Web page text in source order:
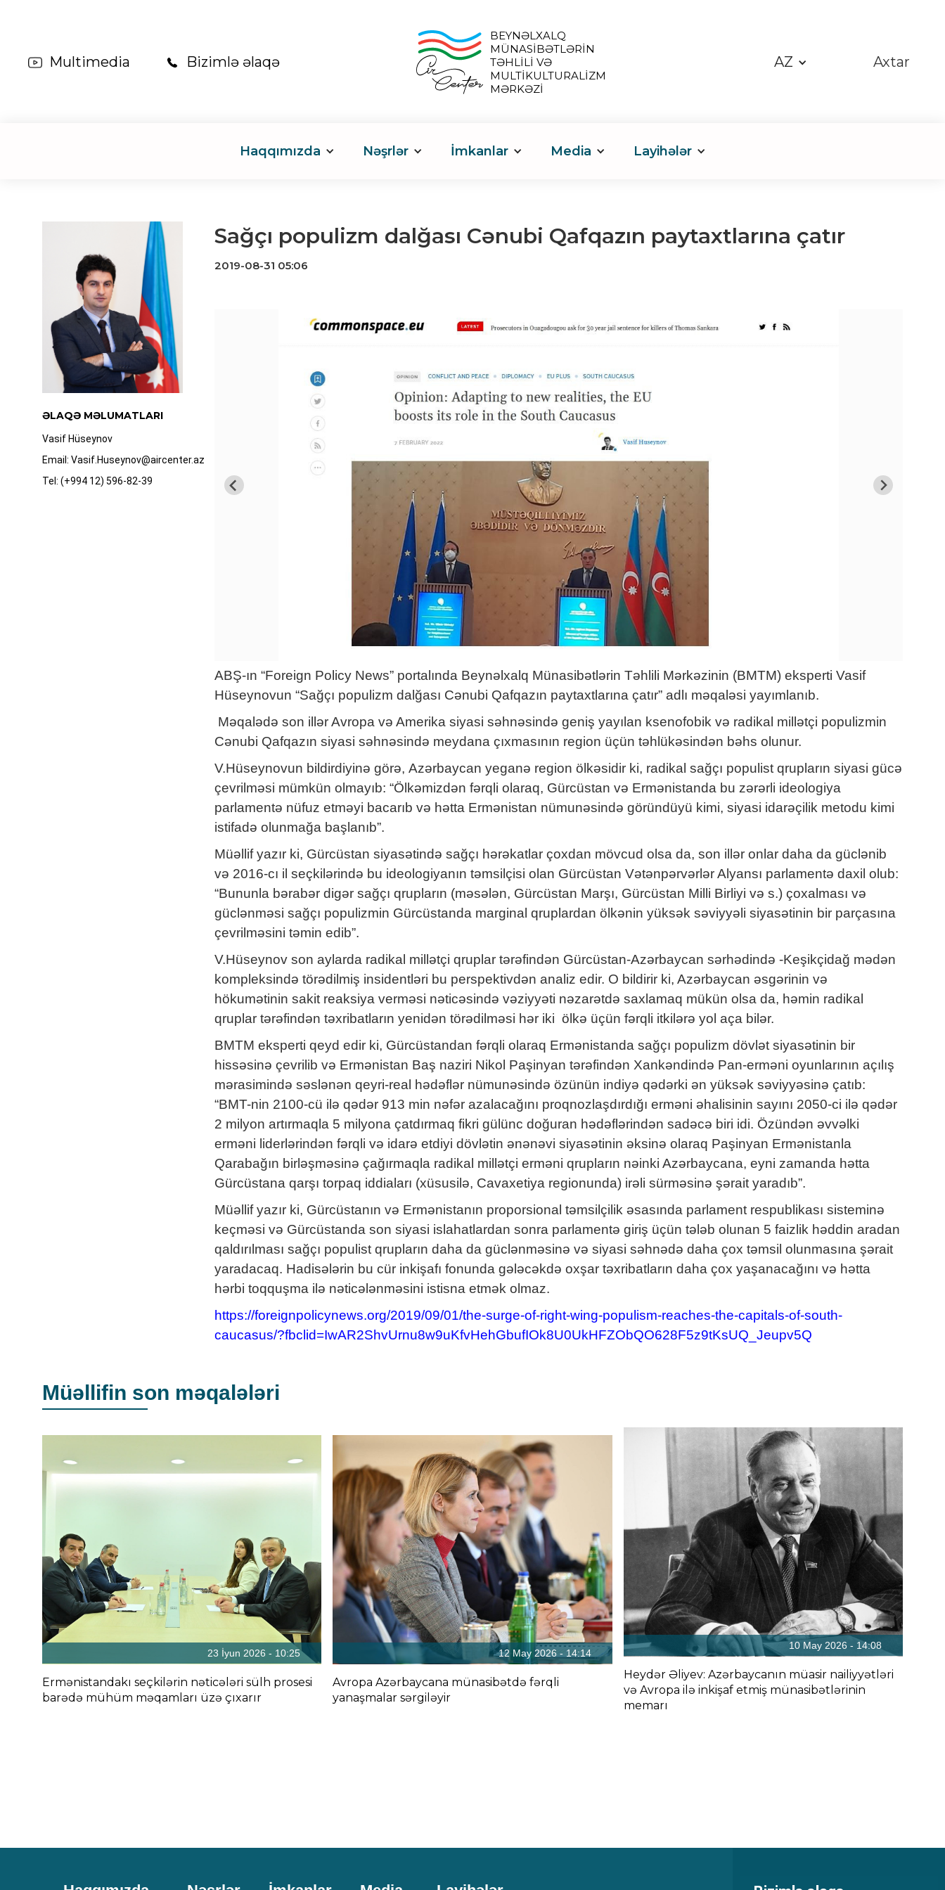
Multimedia Bizimlə əlaqə
BEYNƏLXALQ
MÜNASİBƏTLƏRİN
TƏHLİLİ VƏ
MULTİKULTURALİZM
MƏRKƏZİ
AZ Axtar
Haqqımızda Nəşrlər İmkanlar Media Layihələr
ƏLAQƏ MƏLUMATLARI
Vasif Hüseynov
Email: Vasif.Huseynov@aircenter.az
Tel: (+994 12) 596-82-39
Sağçı populizm dalğası Cənubi Qafqazın paytaxtlarına çatır
2019-08-31 05:06
ABŞ-ın “Foreign Policy News” portalında Beynəlxalq Münasibətlərin Təhlili Mərkəzinin (BMTM) eksperti Vasif
Hüseynovun “Sağçı populizm dalğası Cənubi Qafqazın paytaxtlarına çatır” adlı məqaləsi yayımlanıb.
Məqalədə son illər Avropa və Amerika siyasi səhnəsində geniş yayılan ksenofobik və radikal millətçi populizmin
Cənubi Qafqazın siyasi səhnəsində meydana çıxmasının region üçün təhlükəsindən bəhs olunur.
V.Hüseynovun bildirdiyinə görə, Azərbaycan yeganə region ölkəsidir ki, radikal sağçı populist qrupların siyasi gücə
çevrilməsi mümkün olmayıb: “Ölkəmizdən fərqli olaraq, Gürcüstan və Ermənistanda bu zərərli ideologiya
parlamentə nüfuz etməyi bacarıb və hətta Ermənistan nümunəsində göründüyü kimi, siyasi idarəçilik metodu kimi
istifadə olunmağa başlanıb”.
Müəllif yazır ki, Gürcüstan siyasətində sağçı hərəkatlar çoxdan mövcud olsa da, son illər onlar daha da güclənib
və 2016-cı il seçkilərində bu ideologiyanın təmsilçisi olan Gürcüstan Vətənpərvərlər Alyansı parlamentə daxil olub:
“Bununla bərabər digər sağçı qrupların (məsələn, Gürcüstan Marşı, Gürcüstan Milli Birliyi və s.) çoxalması və
güclənməsi sağçı populizmin Gürcüstanda marginal qruplardan ölkənin yüksək səviyyəli siyasətinin bir parçasına
çevrilməsini təmin edib”.
V.Hüseynov son aylarda radikal millətçi qruplar tərəfindən Gürcüstan-Azərbaycan sərhədində -Keşikçidağ mədən
kompleksində törədilmiş insidentləri bu perspektivdən analiz edir. O bildirir ki, Azərbaycan əsgərinin və
hökumətinin sakit reaksiya verməsi nəticəsində vəziyyəti nəzarətdə saxlamaq mükün olsa da, həmin radikal
qruplar tərəfindən təxribatların yenidən törədilməsi hər iki ölkə üçün fərqli itkilərə yol aça bilər.
BMTM eksperti qeyd edir ki, Gürcüstandan fərqli olaraq Ermənistanda sağçı populizm dövlət siyasətinin bir
hissəsinə çevrilib və Ermənistan Baş naziri Nikol Paşinyan tərəfindən Xankəndində Pan-erməni oyunlarının açılış
mərasimində səslənən qeyri-real hədəflər nümunəsində özünün indiyə qədərki ən yüksək səviyyəsinə çatıb:
“BMT-nin 2100-cü ilə qədər 913 min nəfər azalacağını proqnozlaşdırdığı erməni əhalisinin sayını 2050-ci ilə qədər
2 milyon artırmaqla 5 milyona çatdırmaq fikri gülünc doğuran hədəflərindən sadəcə biri idi. Özündən əvvəlki
erməni liderlərindən fərqli və idarə etdiyi dövlətin ənənəvi siyasətinin əksinə olaraq Paşinyan Ermənistanla
Qarabağın birləşməsinə çağırmaqla radikal millətçi erməni qrupların nəinki Azərbaycana, eyni zamanda hətta
Gürcüstana qarşı torpaq iddiaları (xüsusilə, Cavaxetiya regionunda) irəli sürməsinə şərait yaradıb”.
Müəllif yazır ki, Gürcüstanın və Ermənistanın proporsional təmsilçilik əsasında parlament respublikası sisteminə
keçməsi və Gürcüstanda son siyasi islahatlardan sonra parlamentə giriş üçün tələb olunan 5 faizlik həddin aradan
qaldırılması sağçı populist qrupların daha da güclənməsinə və siyasi səhnədə daha çox təmsil olunmasına şərait
yaradacaq. Hadisələrin bu cür inkişafı fonunda gələcəkdə oxşar təxribatların daha çox yaşanacağını və hətta
hərbi toqquşma ilə nəticələnməsini istisna etmək olmaz.
https://foreignpolicynews.org/2019/09/01/the-surge-of-right-wing-populism-reaches-the-capitals-of-south-
caucasus/?fbclid=IwAR2ShvUrnu8w9uKfvHehGbufIOk8U0UkHFZObQO628F5z9tKsUQ_Jeupv5Q
Müəllifin son məqalələri
23 İyun 2026 - 10:25
Ermənistandakı seçkilərin nəticələri sülh prosesi
barədə mühüm məqamları üzə çıxarır
12 May 2026 - 14:14
Avropa Azərbaycana münasibətdə fərqli
yanaşmalar sərgiləyir
10 May 2026 - 14:08
Heydər Əliyev: Azərbaycanın müasir nailiyyətləri
və Avropa ilə inkişaf etmiş münasibətlərinin
memarı